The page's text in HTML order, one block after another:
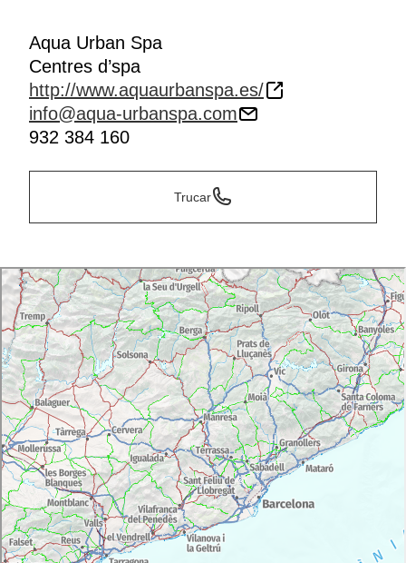
Aqua Urban Spa
Centres d’spa
http://www.aquaurbanspa.es/
info@aqua-urbanspa.com
932 384 160
Trucar